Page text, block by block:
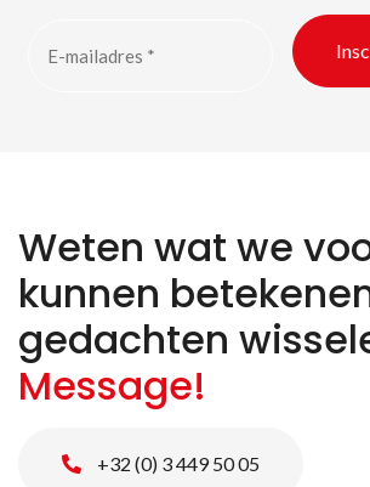
Weten wat we
kunnen
gedachten
Message!
+32 (0) 3 449 50 05